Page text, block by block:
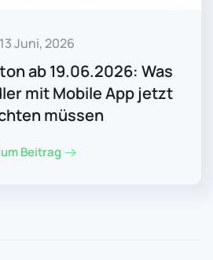
13 Juni, 2026
ab 19.06.2026: Was
mit Mobile App jetzt
müssen
Beitrag